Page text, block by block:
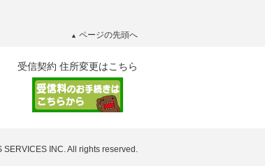
▲ ページの先頭へ
受信契約 住所変更はこちら
INC. All rights reserved.